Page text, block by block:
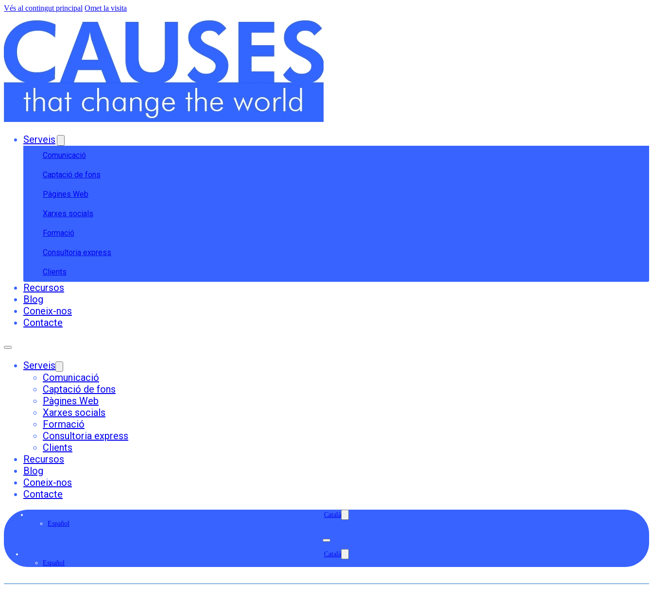
Vés al contingut principal Omet la visita
Serveis
Comunicació
Captació de fons
Pàgines Web
Xarxes socials
Formació
Consultoria express
Clients
Recursos
Blog
Coneix-nos
Contacte
Serveis
Comunicació
Captació de fons
Pàgines Web
Xarxes socials
Formació
Consultoria express
Clients
Recursos
Blog
Coneix-nos
Contacte
Català
Español
Català
Español